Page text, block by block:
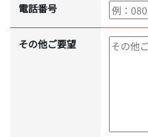
電話番号
その他ご要望